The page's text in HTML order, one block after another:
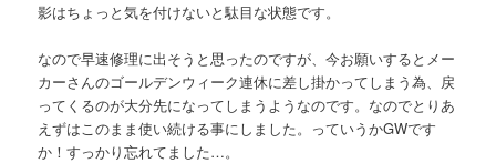
影はちょっと気を付けないと駄目な状態です。
なので早速修理に出そうと思ったのですが、今お願いするとメー
カーさんのゴールデンウィーク連休に差し掛かってしまう為、戻
ってくるのが大分先になってしまうようなのです。なのでとりあ
えずはこのまま使い続ける事にしました。っていうかGWです
か！すっかり忘れてました…。